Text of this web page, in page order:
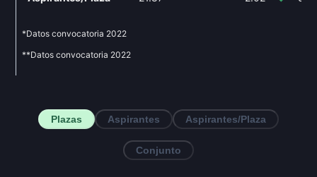
*Datos convocatoria 2022
**Datos convocatoria 2022
Plazas Aspirantes Aspirantes/Plaza
Conjunto